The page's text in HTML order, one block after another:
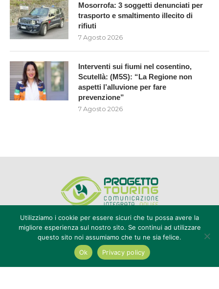
Mosorrofa: 3 soggetti denunciati per
trasporto e smaltimento illecito di
rifiuti
7 Agosto 2026
Interventi sui fiumi nel cosentino,
Scutellà: (M5S): “La Regione non
aspetti l’alluvione per fare
prevenzione”
7 Agosto 2026
Editore Progetto Touring srl - iscrizione al ROC n°20616 - P.IVA e CF
02636800803 - Reg. Tribunale Reggio Calabria n° 04/1976 -
redazione@touring104.it
@2022 - All Right Reserved. Designed and Developed byAuranex|
Utilizziamo i cookie per essere sicuri che tu possa avere la
migliore esperienza sul nostro sito. Se continui ad utilizzare
questo sito noi assumiamo che tu ne sia felice.
Ok
Privacy policy